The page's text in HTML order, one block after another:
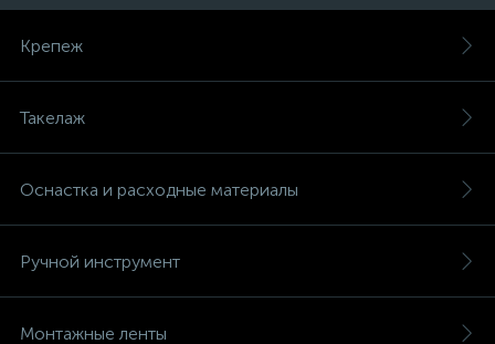
Крепеж
Такелаж
Оснастка и расходные материалы
Ручной инструмент
Монтажные ленты